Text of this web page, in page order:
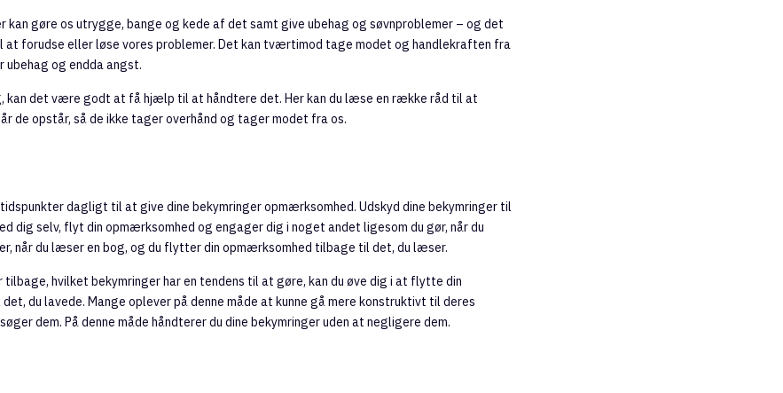
kan gøre os utrygge, bange og kede af det samt give ubehag og søvnproblemer – og det
at forudse eller løse vores problemer. Det kan tværtimod tage modet og handlekraften fra
ubehag og endda angst.
kan det være godt at få hjælp til at håndtere det. Her kan du læse en række råd til at
de opstår, så de ikke tager overhånd og tager modet fra os.
dagligt til at give dine bekymringer opmærksomhed. Udskyd dine bekymringer til
dig selv, flyt din opmærksomhed og engager dig i noget andet ligesom du gør, når du
når du læser en bog, og du flytter din opmærksomhed tilbage til det, du læser.
tilbage, hvilket bekymringer har en tendens til at gøre, kan du øve dig i at flytte din
du lavede. Mange oplever på denne måde at kunne gå mere konstruktivt til deres
dem. På denne måde håndterer du dine bekymringer uden at negligere dem.